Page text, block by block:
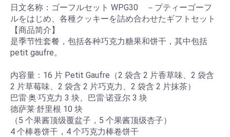
日文名称：ゴーフルセット WPG30 －プティーゴーフ
ルをはじめ、各種クッキーを詰め合わせたギフトセット
【商品简介】
是季节性套餐，包括各种巧克力糖果和饼干，其中包括
petit gaufre。
内容量：16 片 Petit Gaufre（2 袋含 2 片香草味、2 袋含
2 片草莓味、2 袋含 2 片巧克力、2 袋含 2 片抹茶）
巴雷·奥·巧克力 3 块、巴雷·诺亚尔 3 块
德萨莱·舒里根 10 块
（5 个果酱顶级覆盆子，5 个果酱顶级杏子）
4 个棒卷饼干，4 个巧克力棒卷饼干